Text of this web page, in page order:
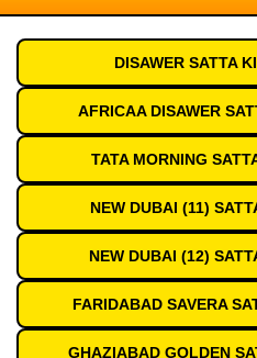
DISAWER SATTA
AFRICAA DISAWER
TATA MORNING
NEW DUBAI (11)
NEW DUBAI (12)
FARIDABAD SAVERA
GHAZIABAD GOLDEN